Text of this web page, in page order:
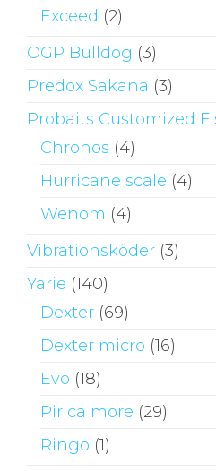
Exceed (2)
OGP Bulldog (3)
Predox Sakana (3)
Probaits Customized
Chronos (4)
Hurricane scale (4)
Wenom (4)
Vibrationsköder (3)
Yarie (140)
Dexter (69)
Dexter micro (16)
Evo (18)
Pirica more (29)
Ringo (1)